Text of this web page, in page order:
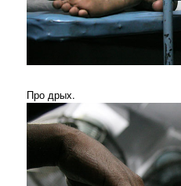
Про дрых.